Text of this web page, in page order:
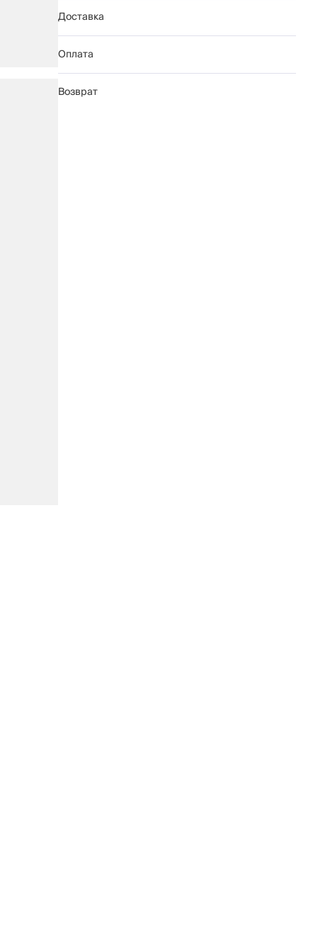
Доставка
Оплата
Возврат